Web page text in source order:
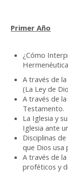
Primer Año
¿Cómo
Hermenéutica
A través de
(La Ley de
A través de
Testamento.
La Iglesia y
Iglesia ante
Disciplinas
que Dios usa
A través de
proféticos y